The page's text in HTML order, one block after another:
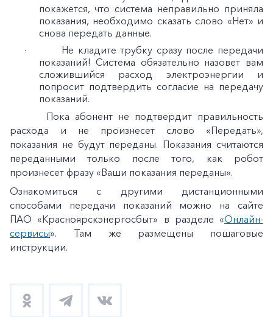
+7-800-700-24-57
Заказать обратный звонок
Корпоративным клиентам
покажется, что система неправильно приняла
показания, необходимо сказать слово «Нет» и
снова передать данные.
· Не кладите трубку сразу после передачи
показаний! Система обязательно назовет вам
сложившийся расход электроэнергии и
попросит подтвердить согласие на передачу
показаний.
Пока абонент не подтвердит правильность
расхода и не произнесет слово «Передать»,
показания не будут переданы. Показания считаются
переданными только после того, как робот
произнесет фразу «Ваши показания переданы».
Ознакомиться с другими дистанционными
способами передачи показаний можно на сайте
ПАО «Красноярскэнергосбыт» в разделе «Онлайн-
сервисы». Там же размещены пошаговые
инструкции.